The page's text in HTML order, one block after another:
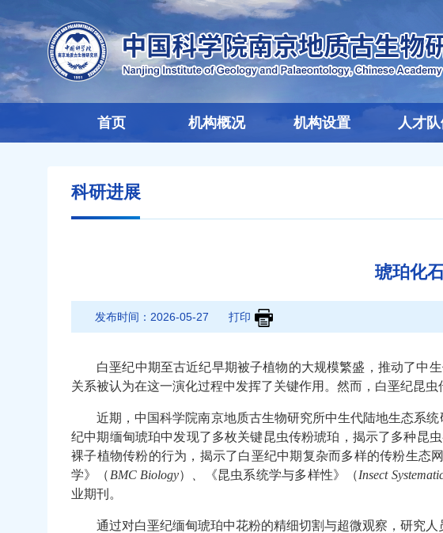
首页 机构概况 机构设置 人才
科研进展
琥珀化
发布时间： 2026-05-27 打印
白垩纪中期至古近纪早期被子植物的大规模繁盛，推动了中
关系被认为在这一演化过程中发挥了关键作用。然而，白垩纪昆虫
近期，中国科学院南京地质古生物研究所中生代陆地生态系
纪中期缅甸琥珀中发现了多枚关键昆虫传粉琥珀，揭示了多种昆
裸子植物传粉的行为，揭示了白垩纪中期复杂而多样的传粉生态
学》
（ BMC Biology） 、 《昆虫系统学与多样性》（Insect
业期刊。
通过对白垩纪缅甸琥珀中花粉的精细切割与超微观察，研究人